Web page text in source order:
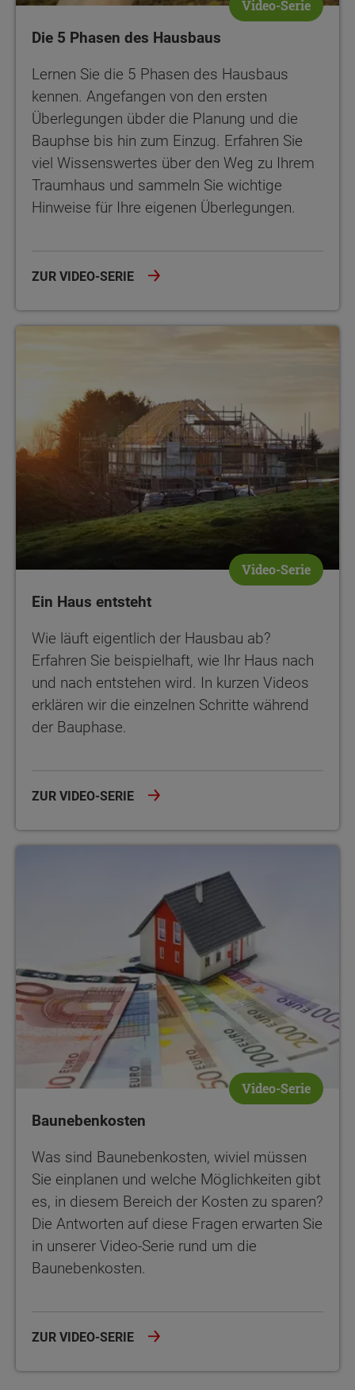
Video-Serie
Die 5 Phasen des Hausbaus
Lernen Sie die 5 Phasen des Hausbaus
kennen. Angefangen von den ersten
Überlegungen übder die Planung und die
Bauphse bis hin zum Einzug. Erfahren Sie
viel Wissenswertes über den Weg zu Ihrem
Traumhaus und sammeln Sie wichtige
Hinweise für Ihre eigenen Überlegungen.
ZUR VIDEO-SERIE
Video-Serie
Ein Haus entsteht
Wie läuft eigentlich der Hausbau ab?
Erfahren Sie beispielhaft, wie Ihr Haus nach
und nach entstehen wird. In kurzen Videos
erklären wir die einzelnen Schritte während
der Bauphase.
ZUR VIDEO-SERIE
Video-Serie
Baunebenkosten
Was sind Baunebenkosten, wiviel müssen
Sie einplanen und welche Möglichkeiten gibt
es, in diesem Bereich der Kosten zu sparen?
Die Antworten auf diese Fragen erwarten Sie
in unserer Video-Serie rund um die
Baunebenkosten.
ZUR VIDEO-SERIE